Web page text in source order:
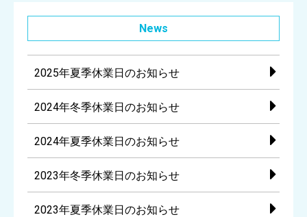
News
2025年夏季休業日のお知らせ
2024年冬季休業日のお知らせ
2024年夏季休業日のお知らせ
2023年冬季休業日のお知らせ
2023年夏季休業日のお知らせ